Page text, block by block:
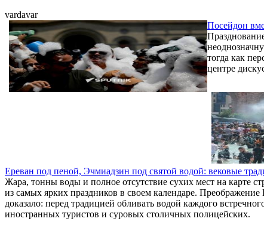
vardavar
Посейдон
тогда как
центре
Ереван под пеной, Эчмиадзин под святой водой: вековые
Жара, тонны воды и полное отсутствие сухих мест на карте
из самых ярких праздников в своем календаре. Преображение
доказало: перед традицией обливать водой каждого
иностранных туристов и суровых столичных полицейских.